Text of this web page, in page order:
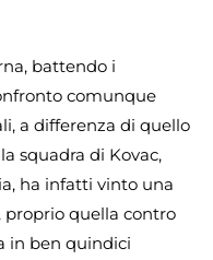
battendo i
comunque
a differenza di quello
squadra di Kovac,
ha infatti vinto una
quella contro
in ben quindici